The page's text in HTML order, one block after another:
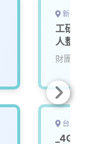
新竹
工研
人整
財團法
台北
_4G/